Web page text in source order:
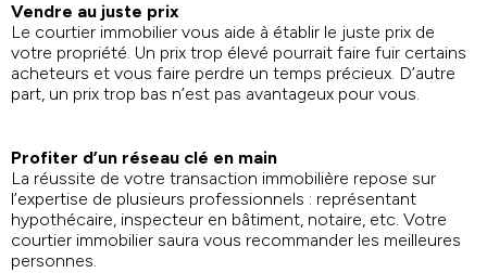
Vendre au juste prix
Le courtier immobilier vous aide à établir le juste prix de
votre propriété. Un prix trop élevé pourrait faire fuir certains
acheteurs et vous faire perdre un temps précieux. D’autre
part, un prix trop bas n’est pas avantageux pour vous.
Profiter d’un réseau clé en main
La réussite de votre transaction immobilière repose sur
l’expertise de plusieurs professionnels : représentant
hypothécaire, inspecteur en bâtiment, notaire, etc. Votre
courtier immobilier saura vous recommander les meilleures
personnes.